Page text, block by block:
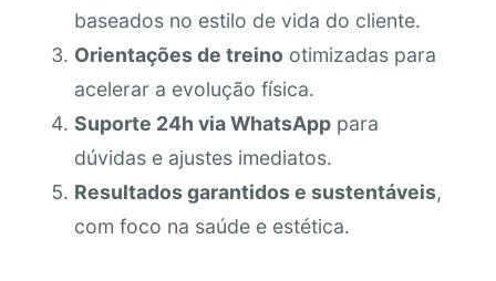
baseados no estilo de vida do cliente.
Orientações de treino otimizadas para
acelerar a evolução física.
Suporte 24h via WhatsApp para
dúvidas e ajustes imediatos.
Resultados garantidos e sustentáveis,
com foco na saúde e estética.